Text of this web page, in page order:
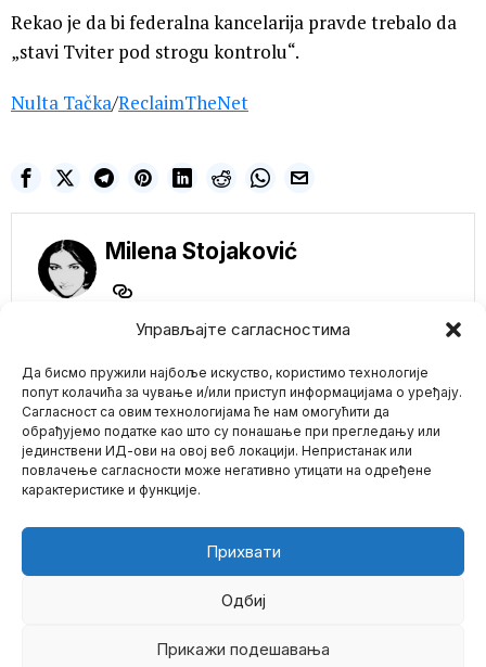
Управљајте сагласностима
Да бисмо пружили најбоље искуство, користимо технологије
попут колачића за чување и/или приступ информацијама о уређају.
Сагласност са овим технологијама ће нам омогућити да
обрађујемо податке као што су понашање при прегледању или
јединствени ИД-ови на овој веб локацији. Непристанак или
повлачење сагласности може негативно утицати на одређене
карактеристике и функције.
Прихвати
Одбиј
Прикажи подешавања
Rekao je da bi federalna kancelarija pravde trebalo da
„stavi Tviter pod strogu kontrolu“.
Nulta Tačka/ReclaimTheNet
Milena Stojaković
Mario zna Youtube
2026- Sva prava zadržana.
Чувени економиста
Мартин Армстронг
упозорава: Прави
Велики Рат Тек
Долази!
Легендарни
финансијски и
геополитички
Мартин Армстронг
упозорава да
EU beleži rekordan
novorođenčadi u
Broj beba rođenih u EU